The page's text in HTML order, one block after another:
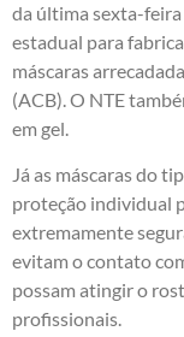
da última sexta-
estadual para
máscaras
(ACB). O NTE
em gel.
Já as máscaras do
proteção individual
extremamente
evitam o contato
possam atingir o
profissionais.